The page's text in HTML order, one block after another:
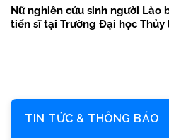
Nữ nghiên cứu sinh người Lào
tiến sĩ tại Trường Đại học Thủy
TIN TỨC & THÔNG BÁO